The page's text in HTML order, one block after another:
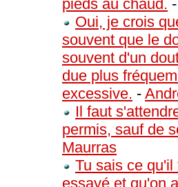
pieds au chaud.
Oui, je crois
souvent que le
souvent d'un
due plus
excessive. -
Il faut
permis, sauf de
Maurras
Tu sais ce
essayé et qu'on